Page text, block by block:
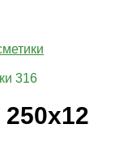
316